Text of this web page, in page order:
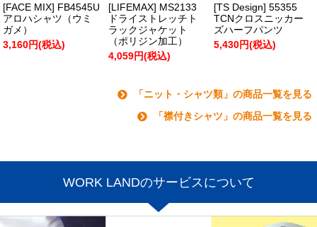
[FACE MIX] FB4545U
アロハシャツ（ウミ
ガメ）
3,160円(税込)
[LIFEMAX] MS2133
ドライストレッチト
ラックジャケット
（ポリジン加工）
4,059円(税込)
[TS Design] 55355
TCNクロスニッカー
ズハーフパンツ
5,430円(税込)
「ニット・シャツ類」の商品一覧を見る
「襟付きシャツ」の商品一覧を見る
WORK LANDのサービスについて